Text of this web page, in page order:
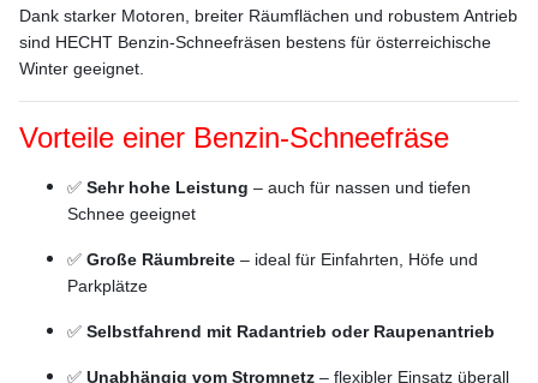
Dank starker Motoren, breiter Räumflächen und robustem Antrieb
sind HECHT Benzin-Schneefräsen bestens für österreichische
Winter geeignet.
Vorteile einer Benzin-Schneefräse
✅ Sehr hohe Leistung – auch für nassen und tiefen
Schnee geeignet
✅ Große Räumbreite – ideal für Einfahrten, Höfe und
Parkplätze
✅ Selbstfahrend mit Radantrieb oder Raupenantrieb
✅ Unabhängig vom Stromnetz – flexibler Einsatz überall